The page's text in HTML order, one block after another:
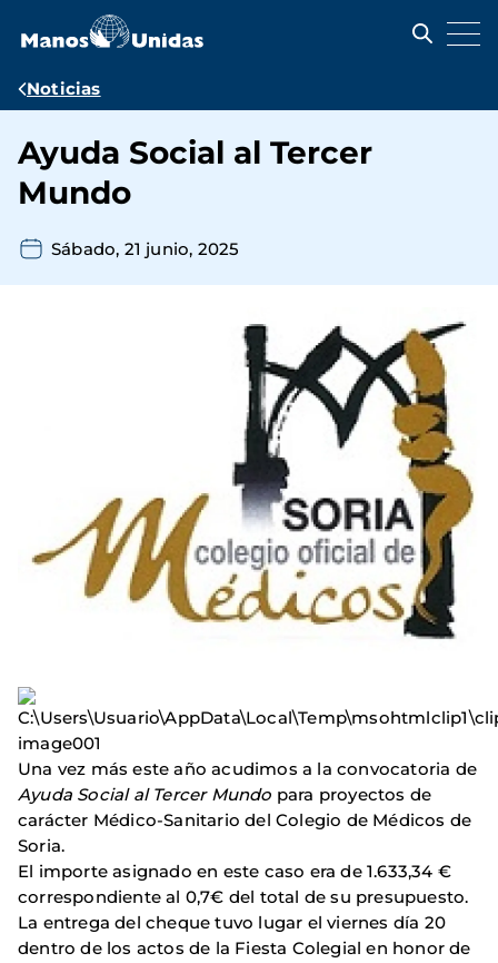
contenido
Ruta
navegación
Noticias
Ayuda Social al Tercer
Mundo
Sábado, 21 junio, 2025
Una vez más este año acudimos a la convocatoria de
Ayuda Social al Tercer Mundo para proyectos de
carácter Médico-Sanitario del Colegio de Médicos de
Soria.
El importe asignado en este caso era de 1.633,34 €
correspondiente al 0,7€ del total de su presupuesto.
La entrega del cheque tuvo lugar el viernes día 20
dentro de los actos de la Fiesta Colegial en honor de